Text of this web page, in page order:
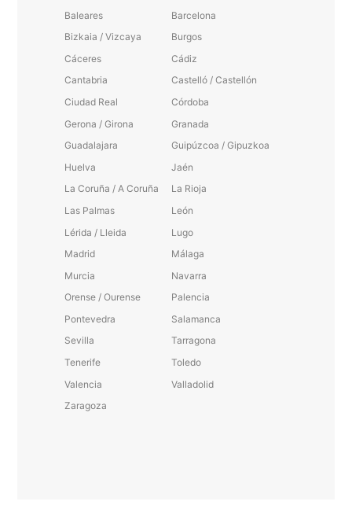
Baleares
Barcelona
Bizkaia / Vizcaya
Burgos
Cáceres
Cádiz
Cantabria
Castelló / Castellón
Ciudad Real
Córdoba
Gerona / Girona
Granada
Guadalajara
Guipúzcoa / Gipuzkoa
Huelva
Jaén
La Coruña / A Coruña
La Rioja
Las Palmas
León
Lérida / Lleida
Lugo
Madrid
Málaga
Murcia
Navarra
Orense / Ourense
Palencia
Pontevedra
Salamanca
Sevilla
Tarragona
Tenerife
Toledo
Valencia
Valladolid
Zaragoza